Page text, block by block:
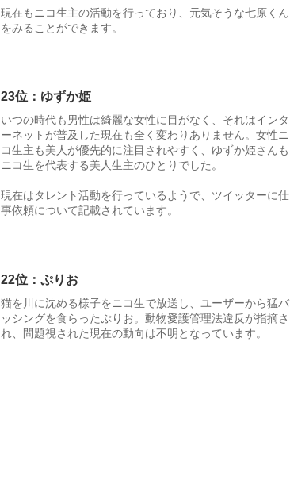
現在もニコ生主の活動を行っており、元気そうな七原くん
をみることができます。
23位：ゆずか姫
いつの時代も男性は綺麗な女性に目がなく、それはインタ
ーネットが普及した現在も全く変わりありません。女性ニ
コ生主も美人が優先的に注目されやすく、ゆずか姫さんも
ニコ生を代表する美人生主のひとりでした。
現在はタレント活動を行っているようで、ツイッターに仕
事依頼について記載されています。
22位：ぷりお
猫を川に沈める様子をニコ生で放送し、ユーザーから猛バ
ッシングを食らったぷりお。動物愛護管理法違反が指摘さ
れ、問題視された現在の動向は不明となっています。